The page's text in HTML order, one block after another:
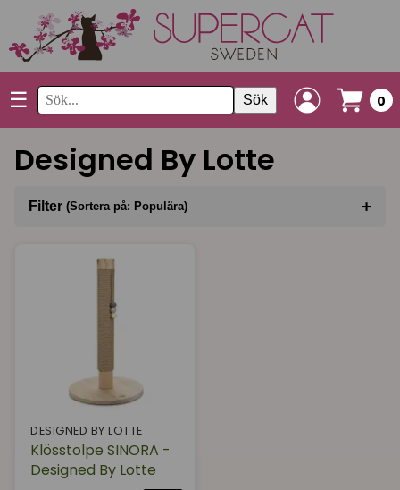
☰ Sök 0
Designed By Lotte
Filter (Sortera på: Populära) +
DESIGNED BY LOTTE
Klösstolpe SINORA -
Designed By Lotte